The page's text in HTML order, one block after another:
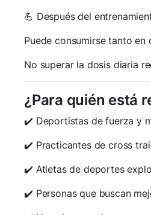
💪 Después del
Puede consumirse tanto
No superar la dosis diaria
¿Para quién está
✔️ Deportistas de fuerza y
✔️ Practicantes de cross
✔️ Atletas de deportes
✔️ Personas que buscan